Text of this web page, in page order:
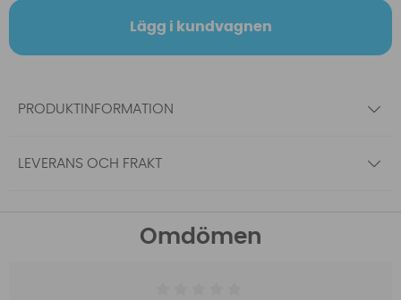
Lägg i kundvagnen
PRODUKTINFORMATION
LEVERANS OCH FRAKT
Omdömen